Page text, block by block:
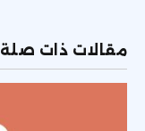
مقالات ذات صلة